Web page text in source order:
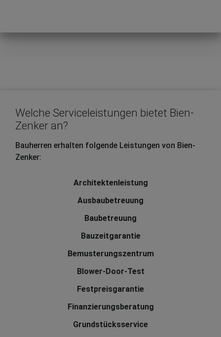
Welche Serviceleistungen bietet Bien-
Zenker an?
Bauherren erhalten folgende Leistungen von Bien-
Zenker:
Architektenleistung
Ausbaubetreuung
Baubetreuung
Bauzeitgarantie
Bemusterungszentrum
Blower-Door-Test
Festpreisgarantie
Finanzierungsberatung
Grundstücksservice